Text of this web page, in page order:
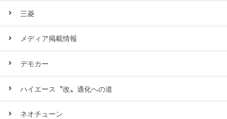
三菱
メディア掲載情報
デモカー
ハイエース〝改〟適化への道
ネオチューン